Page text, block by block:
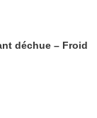
déchue – Froid